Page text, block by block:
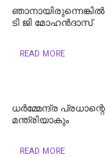
ടി ജി മോഹൻദാസ്
READ MORE
ധര്‍മ്മേന്ദ്ര
മന്ത്രിയാകും
READ MORE